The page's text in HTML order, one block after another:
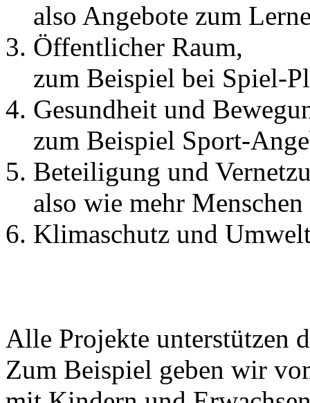
also Angebote zum
Öffentlicher Raum,
zum Beispiel bei Spiel-
Gesundheit und
zum Beispiel Sport-
Beteiligung und
also wie mehr
Klimaschutz und
Alle Projekte unterstützen
Zum Beispiel geben wir